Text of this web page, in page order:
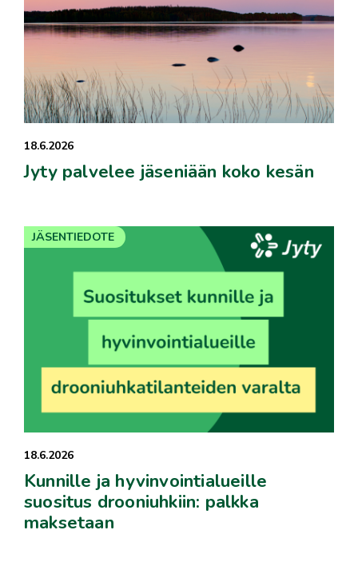
18.6.2026
Jyty palvelee jäseniään koko kesän
18.6.2026
Kunnille ja hyvinvointialueille
suositus drooniuhkiin: palkka
maksetaan
JÄSENTIEDOTE